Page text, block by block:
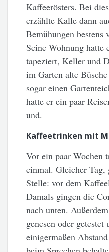
Kaffeerösters. Bei
erzählte Kalle dann
Bemühungen bestens
Seine Wohnung hatte
tapeziert, Keller und
im Garten alte
sogar einen
hatte er ein paar
und.
Kaffeetrinken mit
Vor ein paar Wochen
einmal. Gleicher
Stelle: vor dem
Damals gingen die
nach unten.
genesen oder
einigermaßen